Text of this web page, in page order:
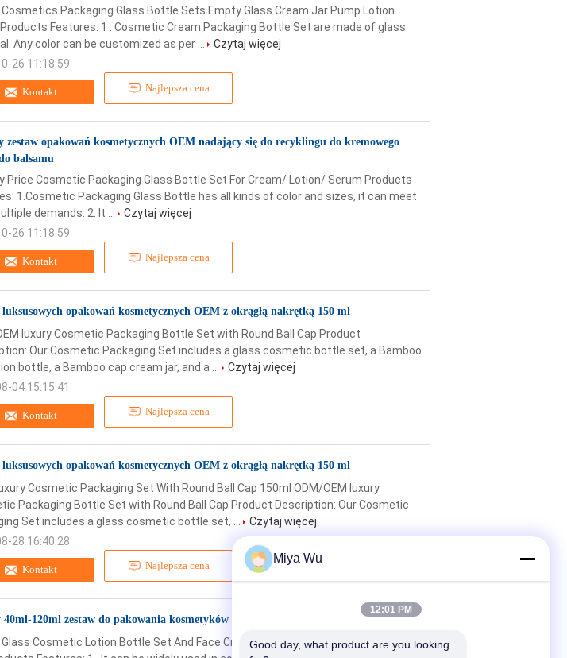
Kontakt Najlepsza cena
Cosmetics Packaging Glass Bottle Sets Empty Glass Cream Jar Pump Lotion
Features: 1 . Cosmetic Cream Packaging Bottle Set are made of glass
Any color can be customized as per ...
Czytaj więcej
26 11:18:59
zestaw opakowań kosmetycznych OEM nadający się do recyklingu do kremowego
balsamu
Kontakt Najlepsza cena
Price Cosmetic Packaging Glass Bottle Set For Cream/ Lotion/ Serum Products
1.Cosmetic Packaging Glass Bottle has all kinds of color and sizes, it can meet
demands. 2. It ...
Czytaj więcej
26 11:18:59
luksusowych opakowań kosmetycznych OEM z okrągłą nakrętką 150 ml
Kontakt Najlepsza cena
luxury Cosmetic Packaging Bottle Set with Round Ball Cap Product
Our Cosmetic Packaging Set includes a glass cosmetic bottle set, a Bamboo
bottle, a Bamboo cap cream jar, and a ...
Czytaj więcej
04 15:15:41
luksusowych opakowań kosmetycznych OEM z okrągłą nakrętką 150 ml
Kontakt Najlepsza cena
Cosmetic Packaging Set With Round Ball Cap 150ml ODM/OEM luxury
Packaging Bottle Set with Round Ball Cap Product Description: Our Cosmetic
Set includes a glass cosmetic bottle set, ...
Czytaj więcej
28 16:40:28
40ml-120ml zestaw do pakowania kosmetyków do balsamu do pielęgnacji skóry
Glass Cosmetic Lotion Bottle Set And Face Cream Glass Jar Pump Glass Bottles
Miya Wu
12:01 PM
Good day, what product are you looking